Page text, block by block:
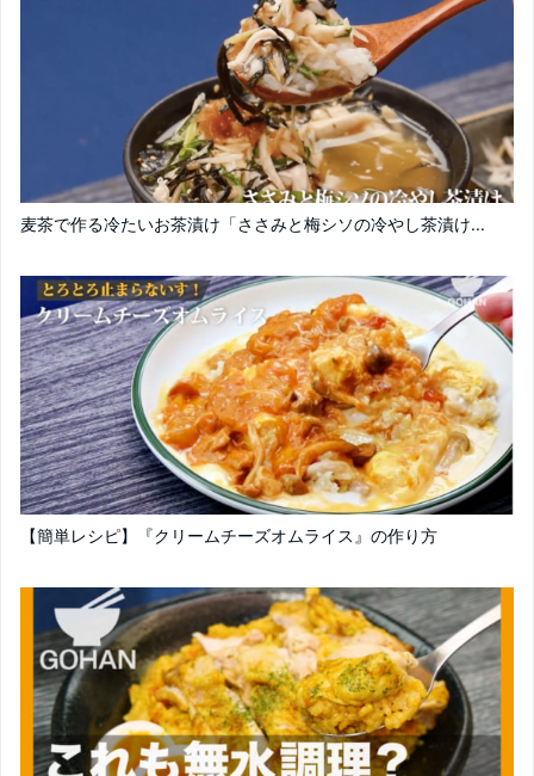
麦茶で作る冷たいお茶漬け「ささみと梅シソの冷やし茶漬け...
【簡単レシピ】『クリームチーズオムライス』の作り方